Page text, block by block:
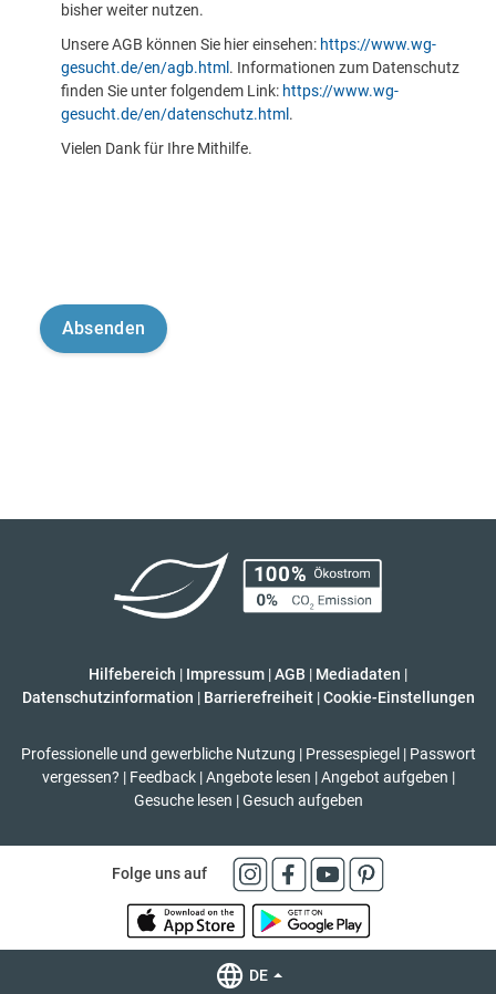
bisher weiter nutzen.
Unsere AGB können Sie hier einsehen: https://www.wg-
gesucht.de/en/agb.html . Informationen zum Datenschutz
finden Sie unter folgendem Link: https://www.wg-
gesucht.de/en/datenschutz.html .
Vielen Dank für Ihre Mithilfe.
Hilfebereich | Impressum |AGB | Mediadaten |
Datenschutzinformation | Barrierefreiheit | Cookie-Einstellungen
Professionelle und gewerbliche Nutzung | Pressespiegel | Passwort
vergessen? | Feedback | Angebote lesen | Angebot aufgeben |
Gesuche lesen | Gesuch aufgeben
Folge uns auf
DE